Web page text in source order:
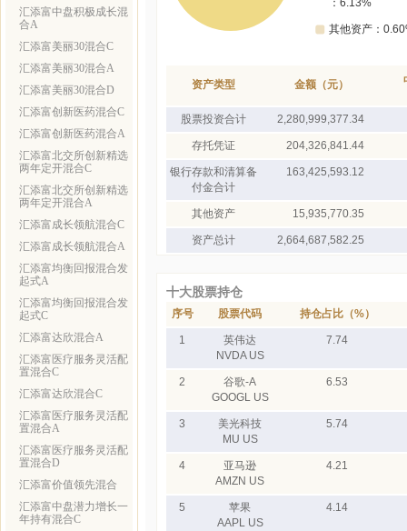
汇添富中盘积极成长混
合A
汇添富美丽30混合C
汇添富美丽30混合A
汇添富美丽30混合D
汇添富创新医药混合C
汇添富创新医药混合A
汇添富北交所创新精选
两年定开混合C
汇添富北交所创新精选
两年定开混合A
汇添富成长领航混合C
汇添富成长领航混合A
汇添富均衡回报混合发
起式A
汇添富均衡回报混合发
起式C
汇添富达欣混合A
汇添富医疗服务灵活配
置混合C
汇添富达欣混合C
汇添富医疗服务灵活配
置混合A
汇添富医疗服务灵活配
置混合D
汇添富价值领先混合
汇添富中盘潜力增长一
年持有混合C
资产类型 金额（元）
股票投资合计 2,280,999,377.34
存托凭证 204,326,841.44
银行存款和清算备
付金合计
163,425,593.12
其他资产 15,935,770.35
资产总计 2,664,687,582.25
十大股票持仓
序号 股票代码 持仓占比（%）
1
英伟达
NVDA US
7.74
2
谷歌-A
GOOGL US
6.53
3
美光科技
MU US
5.74
4
亚马逊
AMZN US
4.21
5
苹果
AAPL US
4.14